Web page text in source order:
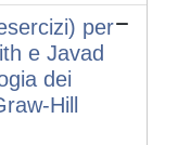
per
e Javad
dei
Hill